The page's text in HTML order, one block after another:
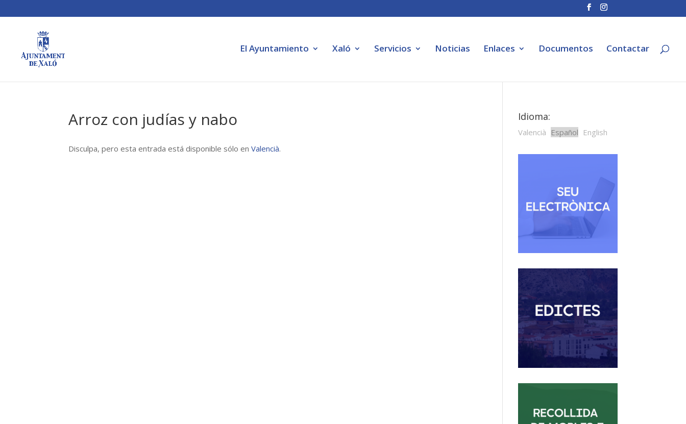
El Ayuntamiento Xaló Servicios Noticias Enlaces Documentos Contactar
Arroz con judías y nabo
Disculpa, pero esta entrada está disponible sólo enValencià.
Idioma:
Valencià Español English